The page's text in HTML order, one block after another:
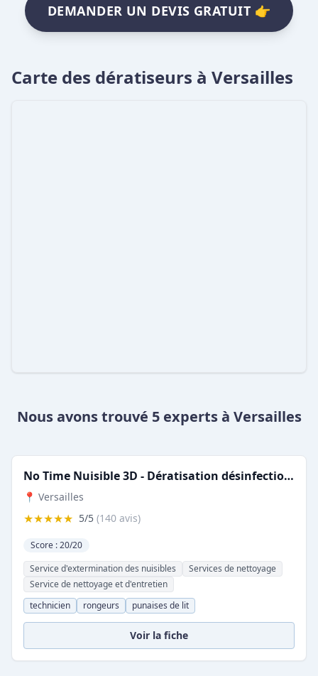
DEMANDER UN DEVIS GRATUIT 👉
Carte des dératiseurs à Versailles
Nous avons trouvé 5 experts à Versailles
No Time Nuisible 3D - Dératisation désinfection traitement de punaise de lit rat souris
📍 Versailles
★★★★★ 5/5 (140 avis)
Score : 20/20
Service d'extermination des nuisibles
Services de nettoyage
Service de nettoyage et d'entretien
technicien
rongeurs punaises de lit
Voir la fiche